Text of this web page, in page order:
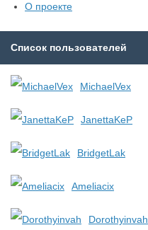
О проекте
Список пользователей
MichaelVex
JanettaKeP
BridgetLak
Ameliacix
Dorothyinvah